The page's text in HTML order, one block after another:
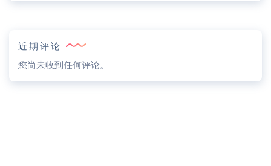
近期评论
您尚未收到任何评论。